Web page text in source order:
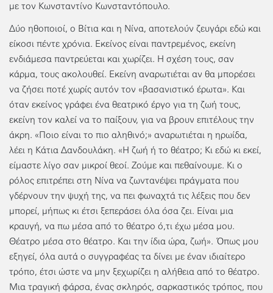
με τον Κωνσταντίνο Κωνσταντόπουλο.
Δύο ηθοποιοί, ο Βίτια και η Νίνα, αποτελούν ζευγάρι εδώ και
είκοσι πέντε χρόνια. Εκείνος είναι παντρεμένος, εκείνη
ενδιάμεσα παντρεύεται και χωρίζει. H σχέση τους, σαν
κάρμα, τους ακολουθεί. Εκείνη αναρωτιέται αν θα μπορέσει
να ζήσει ποτέ χωρίς αυτόν τον «βασανιστικό έρωτα». Και
όταν εκείνος γράφει ένα θεατρικό έργο για τη ζωή τους,
εκείνη τον καλεί να το παίξουν, για να βρουν επιτέλους την
άκρη. «Ποιο είναι το πιο αληθινό;» αναρωτιέται η ηρωίδα,
λέει η Κάτια Δανδουλάκη. «H ζωή ή το θέατρο; Κι εδώ κι εκεί,
είμαστε λίγο σαν μικροί θεοί. Ζούμε και πεθαίνουμε. Κι ο
ρόλος επιτρέπει στη Νίνα να ζωντανέψει πράγματα που
γδέρνουν την ψυχή της, να πει φωναχτά τις λέξεις που δεν
μπορεί, μήπως κι έτσι ξεπεράσει όλα όσα ζει. Είναι μια
κραυγή, να πω μέσα από το θέατρο ό,τι έχω μέσα μου.
Θέατρο μέσα στο θέατρο. Και την ίδια ώρα, ζωή». Όπως μου
εξηγεί, όλα αυτά ο συγγραφέας τα δίνει με έναν ιδιαίτερο
τρόπο, έτσι ώστε να μην ξεχωρίζει η αλήθεια από το θέατρο.
Μια τραγική φάρσα, ένας σκληρός, σαρκαστικός τρόπος, που